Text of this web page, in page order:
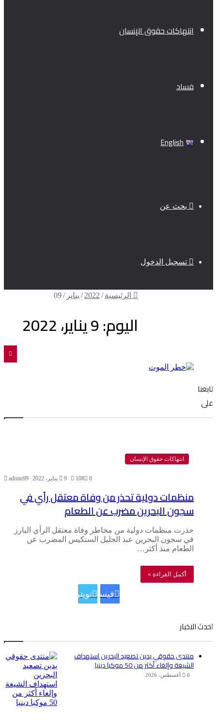
انتهاكات حقوق الإنسان
فساد
English
بحث عن
تسجيل الدخول
الرئيسية /
2022
/ يناير /
09
اليوم:9 يناير، 2022
انتهاكات حقوق الإنسان
admin99 9 يناير، 2022 0
108
منظمات دولية تحذر من وفاة معتقل رأي في
سجون البحرين مضرب عن الطعام
حذرت منظمات دولية من مخاطر وفاة معتقل الرأي البارز
في سجون البحرين عبد الجليل السنكيس المضرب عن
الطعام منذ أكثر…
أكمل القراءة »
تابعنا
على
فيسبوكتويتر
احدث الاخبار
منتدى حقوقي يدين تصعيد البحرين استهداف
الشيعة وإلغاء أكثر من 50 موكبا دينيا
6 أغسطس، 2026